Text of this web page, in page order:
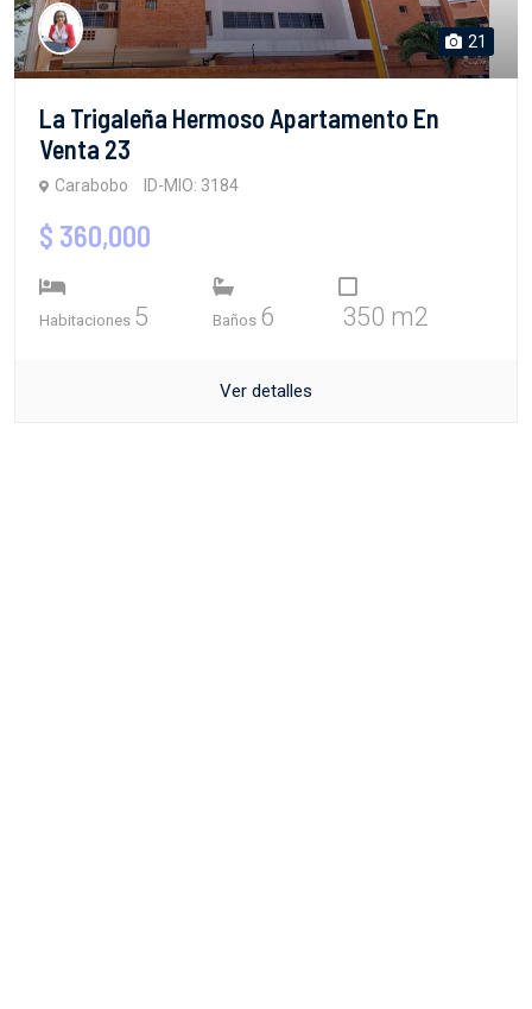
21
La Trigaleña Hermoso Apartamento En
Venta 23
Carabobo ID-MIO: 3184
$ 360,000
Habitaciones 5 Baños 6 350 m2
Ver detalles